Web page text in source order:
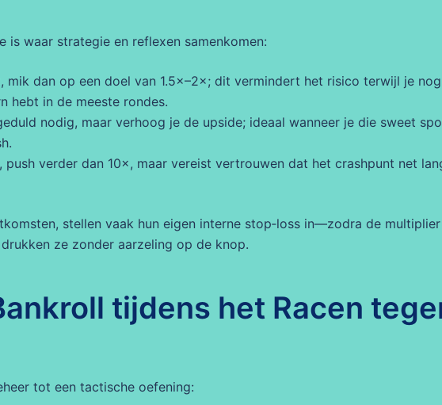
is waar strategie en reflexen samenkomen:
mik dan op een doel van 1.5×–2×; dit vermindert het risico terwijl je nog
hebt in de meeste rondes.
nodig, maar verhoog je de upside; ideaal wanneer je die sweet
push verder dan 10×, maar vereist vertrouwen dat het crashpunt net
stellen vaak hun eigen interne stop‑loss in—zodra de multiplier
ze zonder aarzeling op de knop.
tijdens het Racen
tot een tactische oefening: